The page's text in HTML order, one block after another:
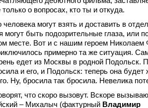
о вопросах, кто ты и откуда.
могут взять и доставить в
быть подозрительные глаза, или
месте. Вот и с нашим героем
примерно та же ситуация.
едет из Москвы в родной Подольск.
и его, и Подольск: теперь она будет
Ну, бросила так бросила. Невелика
что скоро вызовут. Вскоре
– Михалыч (фактурный Владимир